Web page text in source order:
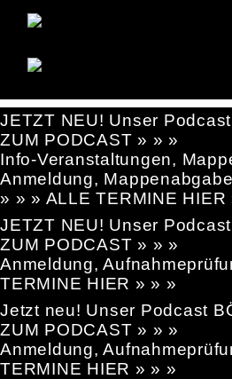
JETZT NEU! Unser
ZUM PODCAST » » »
Info-Veranstaltungen,
Anmeldung,
» » » ALLE TERMINE HIER
JETZT NEU! Unser
ZUM PODCAST » » »
Anmeldung,
TERMINE HIER » » »
Jetzt neu! Unser Podcast
ZUM PODCAST » » »
Anmeldung,
TERMINE HIER » » »